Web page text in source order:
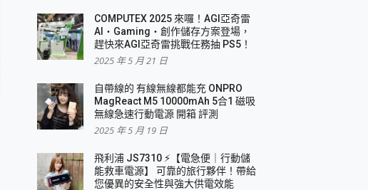
COMPUTEX 2025 來囉！AGI亞奇雷
AI・Gaming・創作儲存方案登場，
趕快來AGI亞奇雷挑戰任務抽 PS5！
2025 年 5 月 21 日
自帶線的 有線無線都能充 ONPRO
MagReact M5 10000mAh 5合1 磁吸
無線急速行動電源 開箱 評測
2025 年 5 月 19 日
飛利浦 JS7310 ⚡【電急便｜行動儲
能救車電源】 可靠的旅行夥伴！帶給
您優異的安全性與強大供電效能